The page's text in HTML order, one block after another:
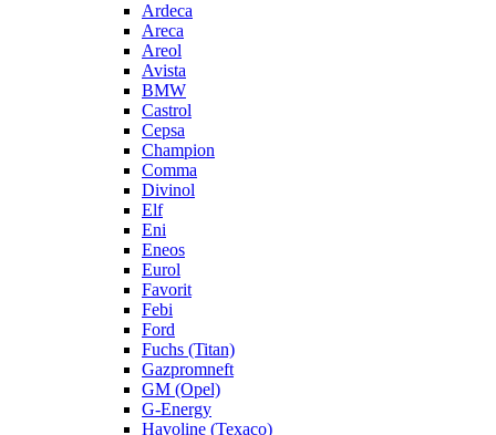
Ardeca
Areca
Areol
Avista
BMW
Castrol
Cepsa
Champion
Comma
Divinol
Elf
Eni
Eneos
Eurol
Favorit
Febi
Ford
Fuchs (Titan)
Gazpromneft
GM (Opel)
G-Energy
Havoline (Texaco)